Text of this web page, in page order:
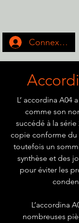
Connexion
L’ accordina A04
comme son
succédé à la
copie conforme du
toutefois un
synthèse et des
pour éviter les
L’accordina
nombreuses